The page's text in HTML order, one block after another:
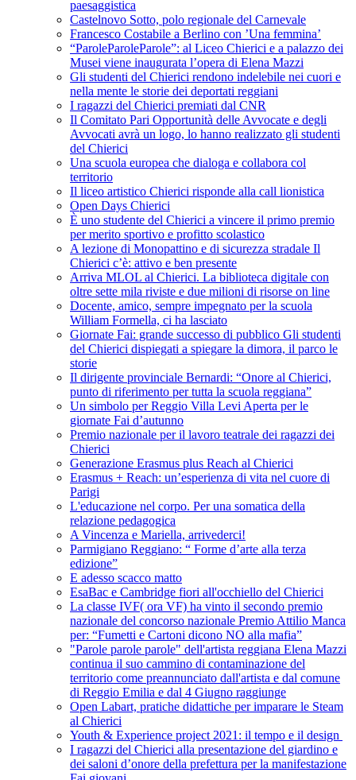
paesaggistica
Castelnovo Sotto, polo regionale del Carnevale
Francesco Costabile a Berlino con ’Una femmina’
“ParoleParoleParole”: al Liceo Chierici e a palazzo dei
Musei viene inaugurata l’opera di Elena Mazzi
Gli studenti del Chierici rendono indelebile nei cuori e
nella mente le storie dei deportati reggiani
I ragazzi del Chierici premiati dal CNR
Il Comitato Pari Opportunità delle Avvocate e degli
Avvocati avrà un logo, lo hanno realizzato gli studenti
del Chierici
Una scuola europea che dialoga e collabora col
territorio
Il liceo artistico Chierici risponde alla call lionistica
Open Days Chierici
È uno studente del Chierici a vincere il primo premio
per merito sportivo e profitto scolastico
A lezione di Monopattino e di sicurezza stradale Il
Chierici c’è: attivo e ben presente
Arriva MLOL al Chierici. La biblioteca digitale con
oltre sette mila riviste e due milioni di risorse on line
Docente, amico, sempre impegnato per la scuola
William Formella, ci ha lasciato
Giornate Fai: grande successo di pubblico Gli studenti
del Chierici dispiegati a spiegare la dimora, il parco le
storie
Il dirigente provinciale Bernardi: “Onore al Chierici,
punto di riferimento per tutta la scuola reggiana”
Un simbolo per Reggio Villa Levi Aperta per le
giornate Fai d’autunno
Premio nazionale per il lavoro teatrale dei ragazzi dei
Chierici
Generazione Erasmus plus Reach al Chierici
Erasmus + Reach: un’esperienza di vita nel cuore di
Parigi
L'educazione nel corpo. Per una somatica della
relazione pedagogica
A Vincenza e Mariella, arrivederci!
Parmigiano Reggiano: “ Forme d’arte alla terza
edizione”
E adesso scacco matto
EsaBac e Cambridge fiori all'occhiello del Chierici
La classe IVF( ora VF) ha vinto il secondo premio
nazionale del concorso nazionale Premio Attilio Manca
per: “Fumetti e Cartoni dicono NO alla mafia”
"Parole parole parole" dell'artista reggiana Elena Mazzi
continua il suo cammino di contaminazione del
territorio come preannunciato dall'artista e dal comune
di Reggio Emilia e dal 4 Giugno raggiunge
Open Labart, pratiche didattiche per imparare le Steam
al Chierici
Youth & Experience project 2021: il tempo e il design
I ragazzi del Chierici alla presentazione del giardino e
dei saloni d’onore della prefettura per la manifestazione